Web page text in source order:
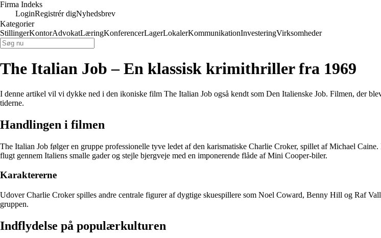
Firma Indeks
LoginRegistrér digNyhedsbrev
Kategorier
StillingerKontorAdvokatLæringKonferencerLagerLokalerKommunikationInvesteringVirksomheder
The Italian Job – En klassisk krimithriller fra 1969
I denne artikel vil vi dykke ned i den ikoniske film The Italian Job også kendt som Den Italienske Job. Filmen, der
tiderne.
Handlingen i filmen
The Italian Job følger en gruppe professionelle tyve ledet af den karismatiske Charlie Croker, spillet af Michael
flugt gennem Italiens smalle gader og stejle bjergveje med en imponerende flåde af Mini Cooper-biler.
Karaktererne
Udover Charlie Croker spilles andre centrale figurer af dygtige skuespillere som Noel Coward, Benny Hill og Raf
gruppen.
Indflydelse på populærkulturen